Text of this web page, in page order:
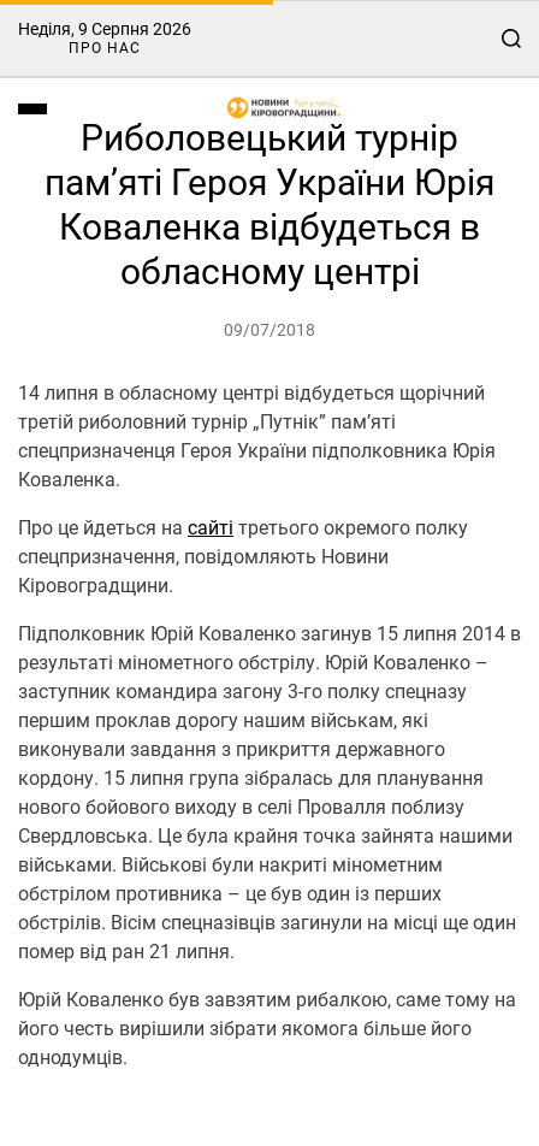
Неділя, 9 Серпня 2026
ПРО НАС
Риболовецький турнір
пам’яті Героя України Юрія
Коваленка відбудеться в
обласному центрі
09/07/2018
14 липня в обласному центрі відбудеться щорічний
третій риболовний турнір „Путнік” пам’яті
спецпризначенця Героя України підполковника Юрія
Коваленка.
Про це йдеться на сайті третього окремого полку
спецпризначення, повідомляють Новини
Кіровоградщини.
Підполковник Юрій Коваленко загинув 15 липня 2014 в
результаті мінометного обстрілу. Юрій Коваленко –
заступник командира загону 3-го полку спецназу
першим проклав дорогу нашим військам, які
виконували завдання з прикриття державного
кордону. 15 липня група зібралась для планування
нового бойового виходу в селі Провалля поблизу
Свердловська. Це була крайня точка зайнята нашими
військами. Військові були накриті мінометним
обстрілом противника – це був один із перших
обстрілів. Вісім спецназівців загинули на місці ще один
помер від ран 21 липня.
Юрій Коваленко був завзятим рибалкою, саме тому на
його честь вирішили зібрати якомога більше його
однодумців.